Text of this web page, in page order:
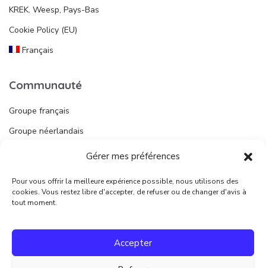
Gérer mes préférences
Pour vous offrir la meilleure expérience possible, nous utilisons des
cookies. Vous restez libre d'accepter, de refuser ou de changer d'avis à
tout moment.
Accepter
KREK. Weesp, Pays-Bas
Cookie Policy (EU)
Français
Communauté
Groupe français
Groupe néerlandais
Publier une annonce
Juridique
Conditions d’utilisation